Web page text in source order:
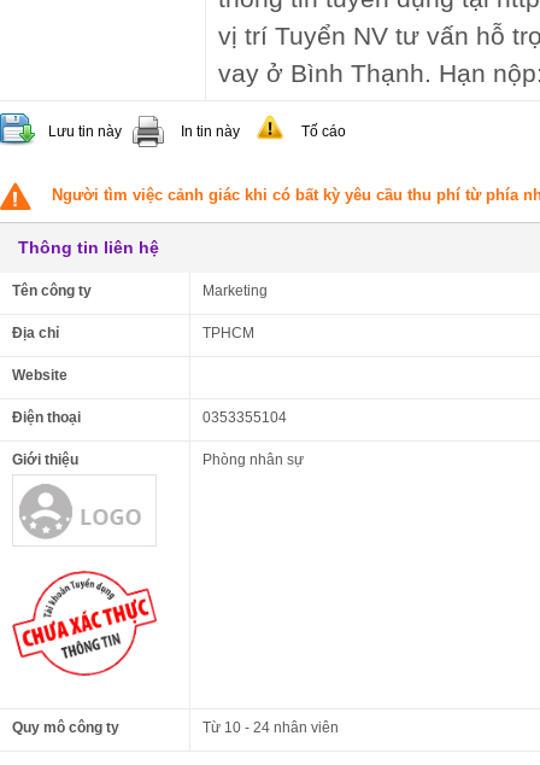
vị trí Tuyển NV tư vấn hỗ
vay ở Bình Thạnh. Hạn
Lưu tin này In tin này Tố cáo
Người tìm việc cảnh giác khi có bất kỳ yêu cầu thu phí từ phía
Thông tin liên hệ
Tên công ty Marketing
Địa chỉ TPHCM
Website
Điện thoại 0353355104
Giới thiệu Phòng nhân sự
Quy mô công ty Từ 10 - 24 nhân viên